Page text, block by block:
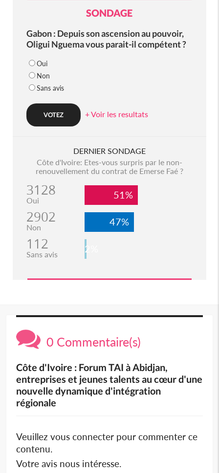
SONDAGE
Gabon : Depuis son ascension au pouvoir,
Oligui Nguema vous parait-il compétent ?
Oui
Non
Sans avis
+ Voir les resultats
DERNIER SONDAGE
Côte d'Ivoire: Etes-vous surpris par le non-
renouvellement du contrat de Emerse Faé ?
3128
Oui 51%
2902
Non 47%
112
Sans avis 2%
0 Commentaire(s)
Côte d'Ivoire : Forum TAI à Abidjan,
entreprises et jeunes talents au cœur d'une
nouvelle dynamique d'intégration
régionale
Veuillez vous connecter pour commenter ce
contenu.
Votre avis nous intéresse.